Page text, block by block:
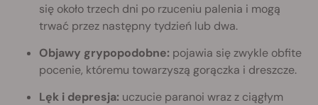
się około trzech dni po rzuceniu palenia i mogą
trwać przez następny tydzień lub dwa.
Objawy grypopodobne: pojawia się zwykle obfite
pocenie, któremu towarzyszą gorączka i dreszcze.
Lęk i depresja: uczucie paranoi wraz z ciągłym